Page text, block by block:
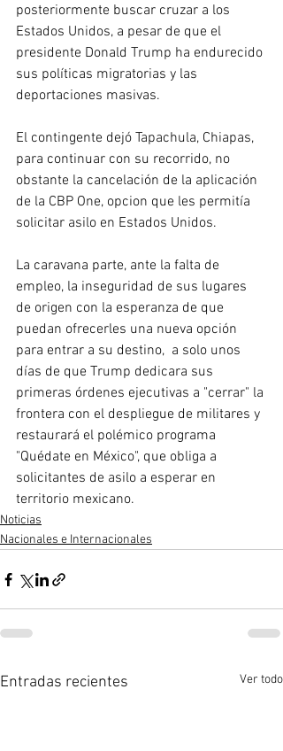
posteriormente buscar cruzar a los
Estados Unidos, a pesar de que el
presidente Donald Trump ha endurecido
sus políticas migratorias y las
deportaciones masivas.
El contingente dejó Tapachula, Chiapas,
para continuar con su recorrido, no
obstante la cancelación de la aplicación
de la CBP One, opcion que les permitía
solicitar asilo en Estados Unidos.
La caravana parte, ante la falta de
empleo, la inseguridad de sus lugares
de origen con la esperanza de que
puedan ofrecerles una nueva opción
para entrar a su destino,  a solo unos
días de que Trump dedicara sus
primeras órdenes ejecutivas a "cerrar" la
frontera con el despliegue de militares y
restaurará el polémico programa
"Quédate en México", que obliga a
solicitantes de asilo a esperar en
territorio mexicano.
Noticias
Nacionales e Internacionales
Entradas recientes Ver todo